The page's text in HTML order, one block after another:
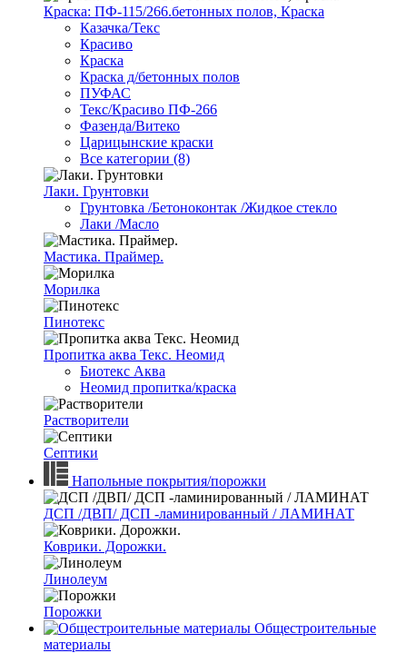
Краска: ПФ-115/266.бетонных полов, Краска
Казачка/Текс
Красиво
Краска
Краска д/бетонных полов
ПУФАС
Текс/Красиво ПФ-266
Фазенда/Витеко
Царицынские краски
Все категории (8)
Лаки. Грунтовки
Грунтовка /Бетоноконтак /Жидкое стекло
Лаки /Масло
Мастика. Праймер.
Морилка
Пинотекс
Пропитка аква Текс. Неомид
Биотекс Аква
Неомид пропитка/краска
Растворители
Септики
Напольные покрытия/порожки
ДСП /ДВП/ ДСП -ламинированный / ЛАМИНАТ
Коврики. Дорожки.
Линолеум
Порожки
Общестроительные
материалы